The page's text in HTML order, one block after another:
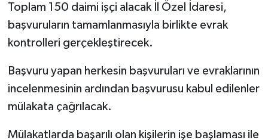
Toplam 150 daimi işçi alacak İl Özel İdaresi,
başvuruların tamamlanmasıyla birlikte evrak
kontrolleri gerçekleştirecek.
Başvuru yapan herkesin başvuruları ve evraklarının
incelenmesinin ardından başvurusu kabul edilenler
mülakata çağrılacak.
Mülakatlarda başarılı olan kişilerin işe başlaması ile
Türkiye
Video Galeri
Yaşam